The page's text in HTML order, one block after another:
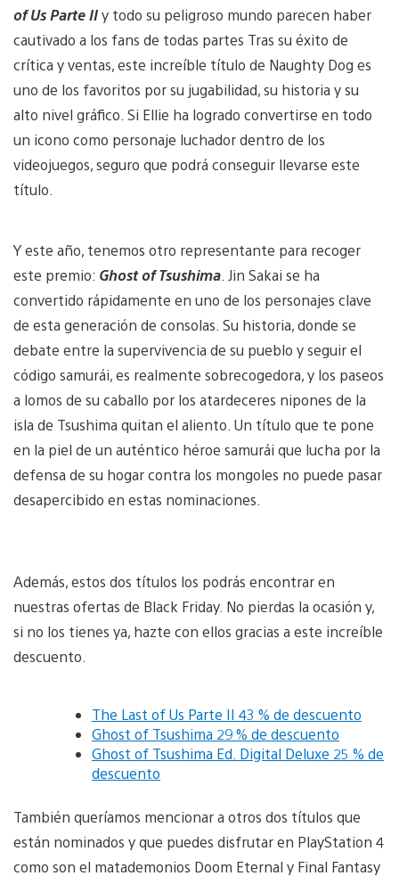
of Us Parte IIy todo su peligroso mundo parecen haber
cautivado a los fans de todas partes Tras su éxito de
crítica y ventas, este increíble título de Naughty Dog es
uno de los favoritos por su jugabilidad, su historia y su
alto nivel gráfico. Si Ellie ha logrado convertirse en todo
un icono como personaje luchador dentro de los
videojuegos, seguro que podrá conseguir llevarse este
título.
Y este año, tenemos otro representante para recoger
este premio: Ghost of Tsushima . Jin Sakai se ha
convertido rápidamente en uno de los personajes clave
de esta generación de consolas. Su historia, donde se
debate entre la supervivencia de su pueblo y seguir el
código samurái, es realmente sobrecogedora, y los paseos
a lomos de su caballo por los atardeceres nipones de la
isla de Tsushima quitan el aliento. Un título que te pone
en la piel de un auténtico héroe samurái que lucha por la
defensa de su hogar contra los mongoles no puede pasar
desapercibido en estas nominaciones.
Además, estos dos títulos los podrás encontrar en
nuestras ofertas de Black Friday. No pierdas la ocasión y,
si no los tienes ya, hazte con ellos gracias a este increíble
descuento.
The Last of Us Parte II 43 % de descuento
Ghost of Tsushima 29 % de descuento
Ghost of Tsushima Ed. Digital Deluxe 25 % de
descuento
También queríamos mencionar a otros dos títulos que
están nominados y que puedes disfrutar en PlayStation 4
como son el matademonios Doom Eternal y Final Fantasy